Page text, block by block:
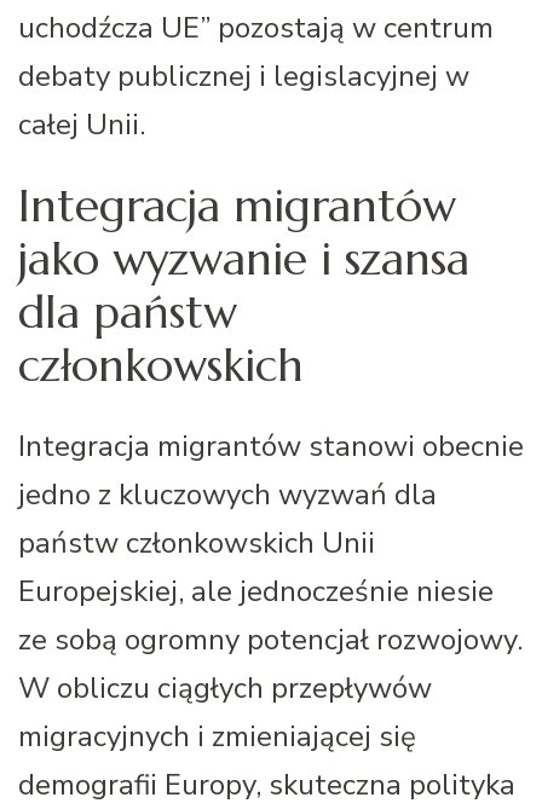
uchodźcza UE” pozostają w centrum
debaty publicznej i legislacyjnej w
całej Unii.
Integracja migrantów
jako wyzwanie i szansa
dla państw
członkowskich
Integracja migrantów stanowi obecnie
jedno z kluczowych wyzwań dla
państw członkowskich Unii
Europejskiej, ale jednocześnie niesie
ze sobą ogromny potencjał rozwojowy.
W obliczu ciągłych przepływów
migracyjnych i zmieniającej się
demografii Europy, skuteczna polityka